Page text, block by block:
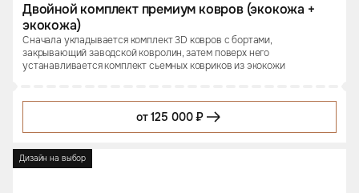
Двойной комплект премиум ковров (экокожа +
экокожа)
Сначала укладывается комплект 3D ковров с бортами,
закрывающий заводской ковролин, затем поверх него
устанавливается комплект сьемных ковриков из экокожи
от 125 000 ₽
Дизайн на выбор